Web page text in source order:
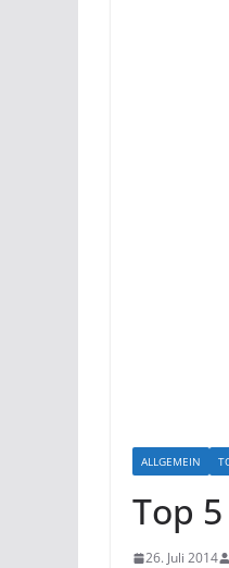
ALLGEMEIN
Top
26. Juli 2014